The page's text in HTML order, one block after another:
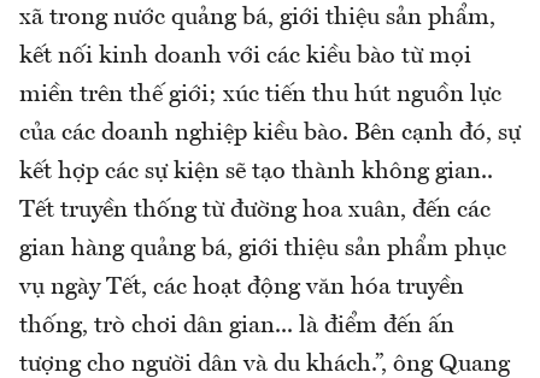
xã trong nước quảng bá, giới thiệu sản phẩm,
kết nối kinh doanh với các kiều bào từ mọi
miền trên thế giới; xúc tiến thu hút nguồn lực
của các doanh nghiệp kiều bào. Bên cạnh đó, sự
kết hợp các sự kiện sẽ tạo thành không gian..
Tết truyền thống từ đường hoa xuân, đến các
gian hàng quảng bá, giới thiệu sản phẩm phục
vụ ngày Tết, các hoạt động văn hóa truyền
thống, trò chơi dân gian... là điểm đến ấn
tượng cho người dân và du khách.”, ông Quang